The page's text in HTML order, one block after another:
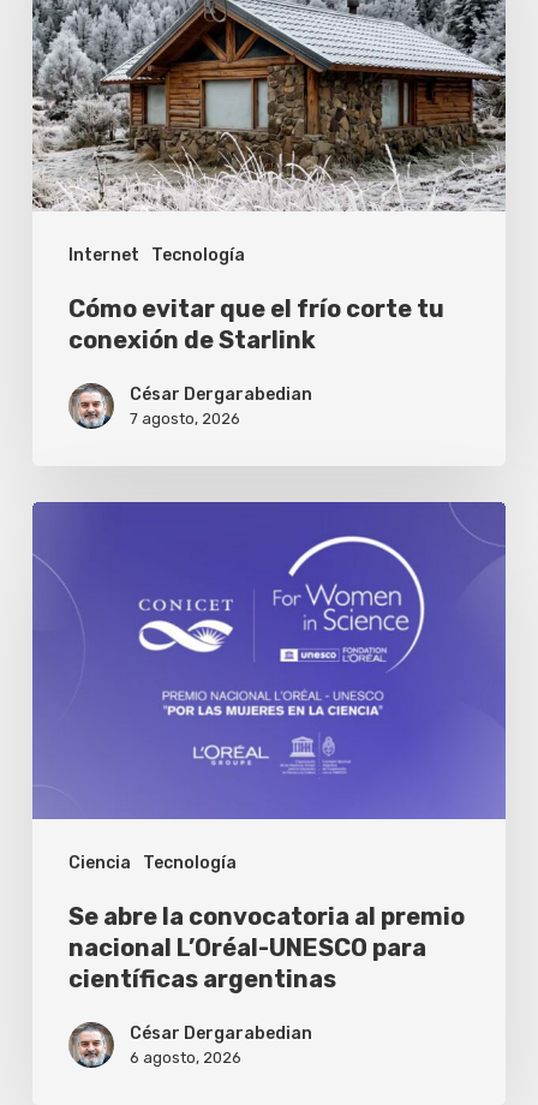
Internet Tecnología
el
frío
corte
tu
conexión
de
Starlink
Cómo evitar que el frío corte tu
conexión de Starlink
César Dergarabedian
7 agosto, 2026
Ciencia Tecnología
abre
convocatoria
UNESCO
para
científicas
argentinas
Se abre la convocatoria al premio
nacional L’Oréal-UNESCO para
científicas argentinas
César Dergarabedian
6 agosto, 2026